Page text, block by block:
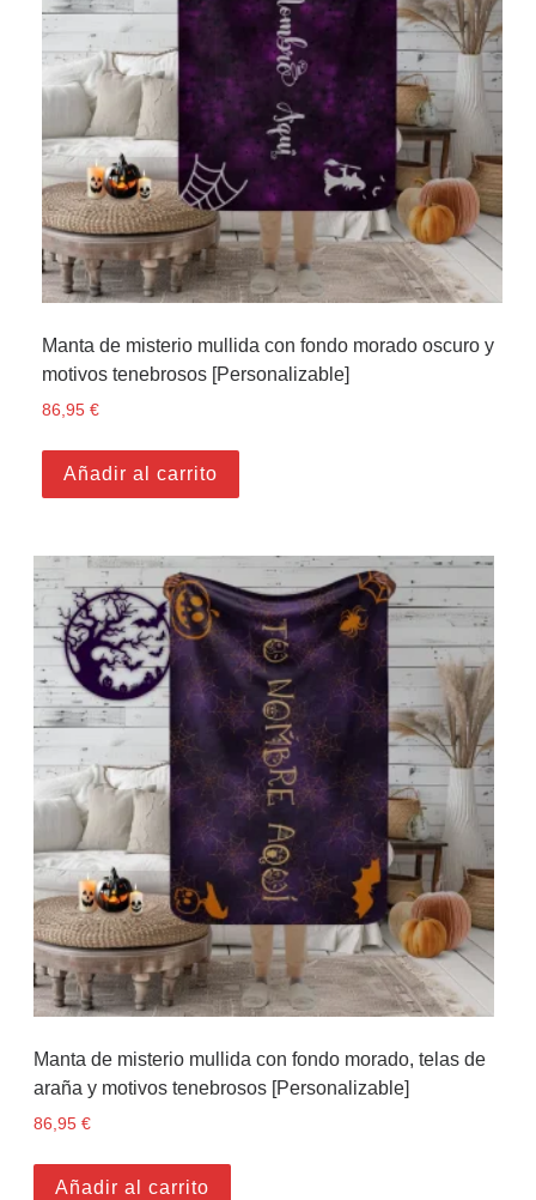
Manta de misterio mullida con fondo morado oscuro y
motivos tenebrosos [Personalizable]
86,95€
Añadir al carrito
Manta de misterio mullida con fondo morado, telas de
araña y motivos tenebrosos [Personalizable]
86,95 €
Añadir al carrito